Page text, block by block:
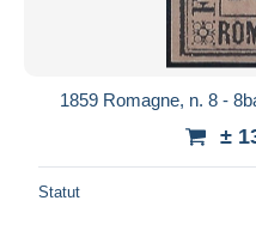
1859 Romagne, n. 8 -
±
Statut